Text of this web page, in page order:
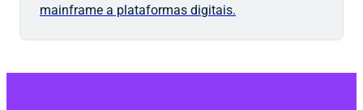
mainframe a plataformas digitais.